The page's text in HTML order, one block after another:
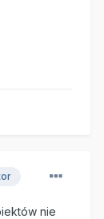
nie